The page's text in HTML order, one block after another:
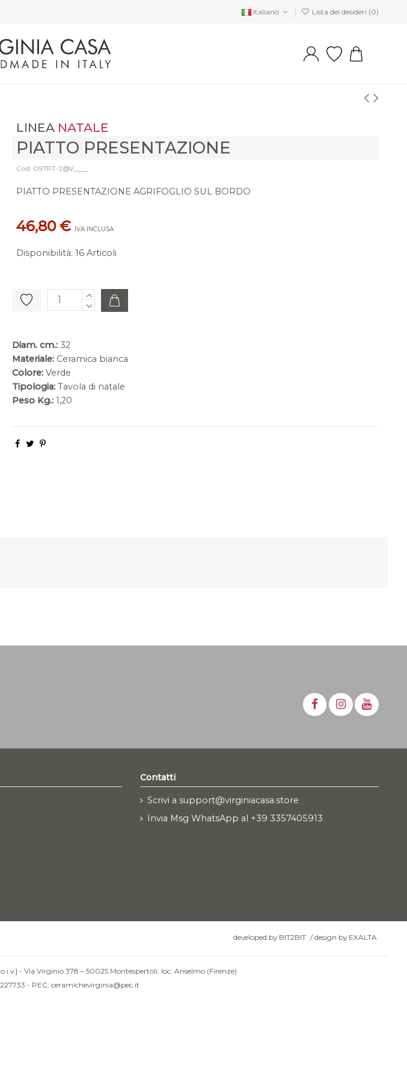
Italiano Lista dei desideri (0)
LINEA NATALE
PIATTO PRESENTAZIONE
Cod: O97PT-2@V____
PIATTO PRESENTAZIONE AGRIFOGLIO SUL BORDO
46,80 € IVA INCLUSA
Disponibilità: 16 Articoli
Diam. cm.: 32
Materiale: Ceramica bianca
Colore: Verde
Tipologia: Tavola di natale
Peso Kg.: 1,20
Contatti
Scrivi a support@virginiacasa.store
Invia Msg WhatsApp al +39 3357405913
developed by BIT2BIT /design by EXALTA
- Via Virginio 378 – 50025 Montespertoli, loc. Anselmo (Firenze)
- PEC: ceramichevirginia@pec.it